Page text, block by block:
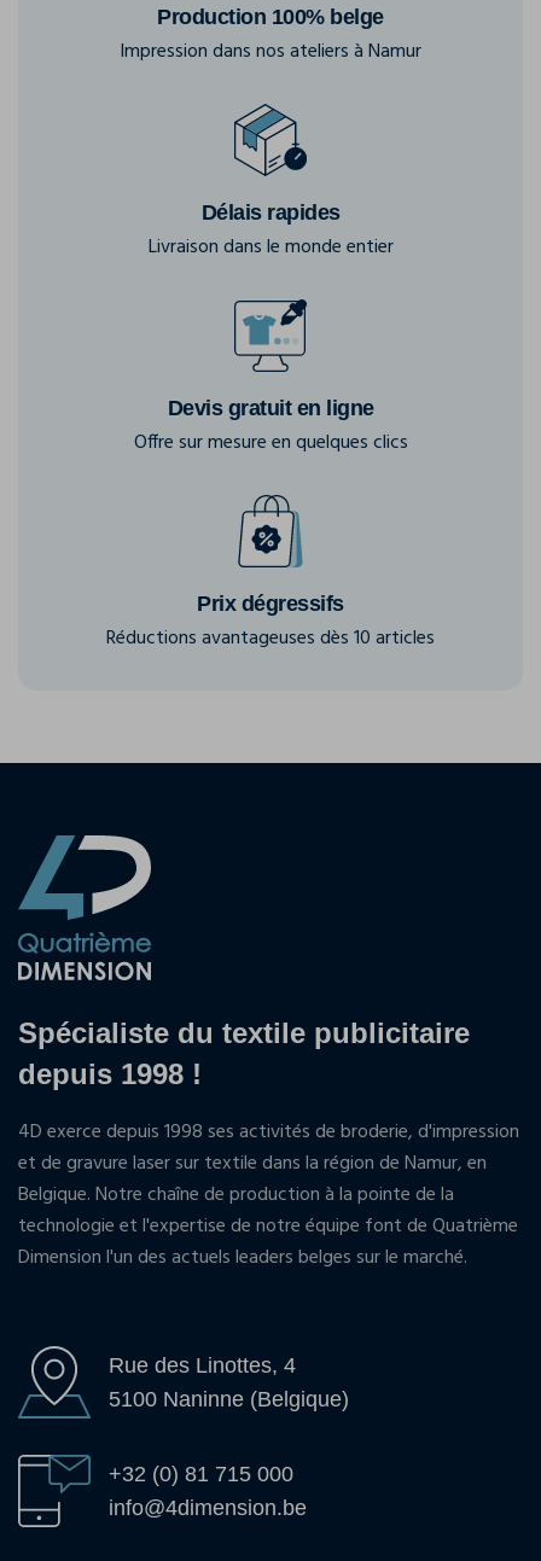
Production 100% belge
Impression dans nos ateliers à Namur
Délais rapides
Livraison dans le monde entier
Devis gratuit en ligne
Offre sur mesure en quelques clics
Prix dégressifs
Réductions avantageuses dès 10 articles
Spécialiste du textile publicitaire
depuis 1998 !
4D exerce depuis 1998 ses activités de broderie, d'impression
et de gravure laser sur textile dans la région de Namur, en
Belgique. Notre chaîne de production à la pointe de la
technologie et l'expertise de notre équipe font de Quatrième
Dimension l'un des actuels leaders belges sur le marché.
Rue des Linottes, 4
5100 Naninne (Belgique)
+32 (0) 81 715 000
info@4dimension.be